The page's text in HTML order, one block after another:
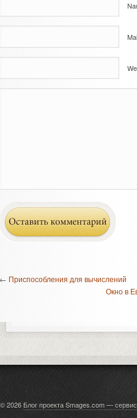
Приспособления для вычислений
Окно в
© 2026 Блог проекта Smages.com —